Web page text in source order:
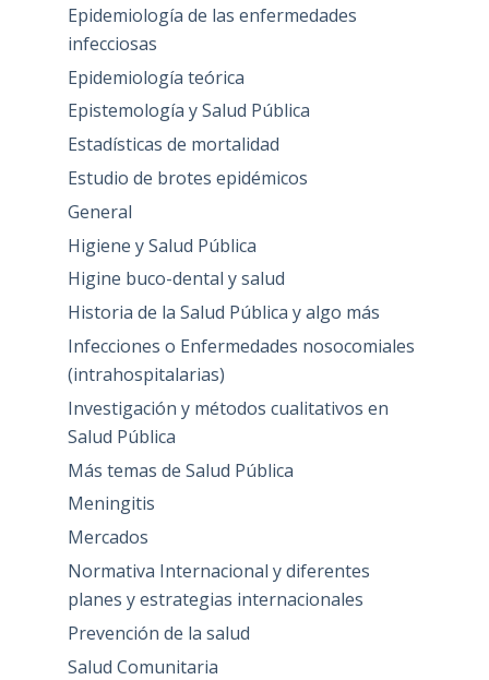
Epidemiología de las enfermedades
infecciosas
Epidemiología teórica
Epistemología y Salud Pública
Estadísticas de mortalidad
Estudio de brotes epidémicos
General
Higiene y Salud Pública
Higine buco-dental y salud
Historia de la Salud Pública y algo más
Infecciones o Enfermedades nosocomiales
(intrahospitalarias)
Investigación y métodos cualitativos en
Salud Pública
Más temas de Salud Pública
Meningitis
Mercados
Normativa Internacional y diferentes
planes y estrategias internacionales
Prevención de la salud
Salud Comunitaria